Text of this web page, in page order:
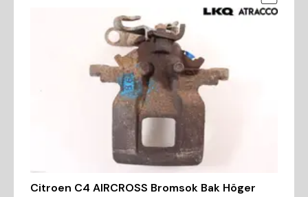
Citroen C4 AIRCROSS Bromsok Bak Höger